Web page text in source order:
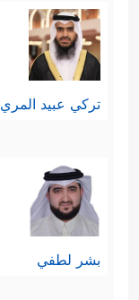
تركي عبيد المري
بشر لطفي